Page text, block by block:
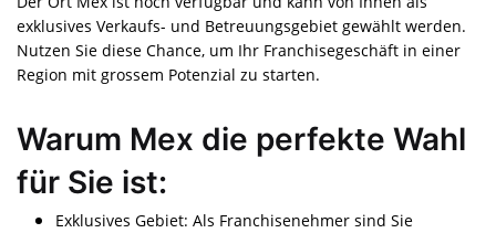
exklusives Verkaufs- und Betreuungsgebiet gewählt werden.
Nutzen Sie diese Chance, um Ihr Franchisegeschäft in einer
Region mit grossem Potenzial zu starten.
Warum Mex die perfekte Wahl
für Sie ist:
Exklusives Gebiet: Als Franchisenehmer sind Sie